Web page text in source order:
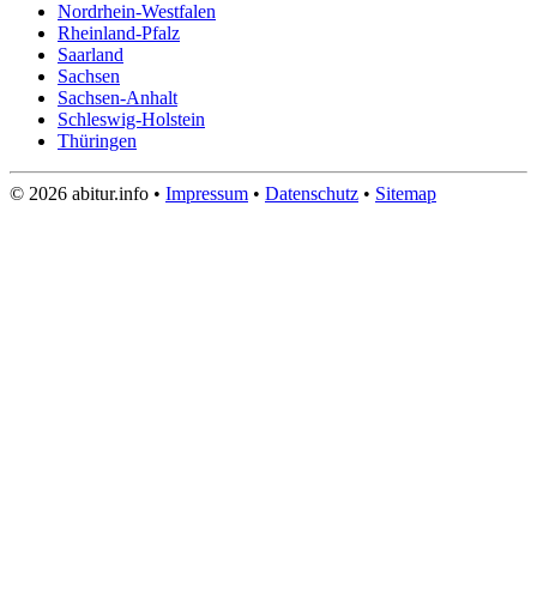
Nordrhein-Westfalen
Rheinland-Pfalz
Saarland
Sachsen
Sachsen-Anhalt
Schleswig-Holstein
Thüringen
© 2026 abitur.info • Impressum • Datenschutz • Sitemap